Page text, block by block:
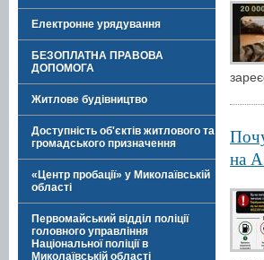
Електронне урядування
БЕЗОПЛАТНА ПРАВОВА
ДОПОМОГА
Житлове будівництво
Доступність об'єктів житлового та
громадського призначення
«Центр пробації» у Миколаївській
області
Первомайський відділ поліції
головного управління
Національної поліції в
Миколаївській області
на